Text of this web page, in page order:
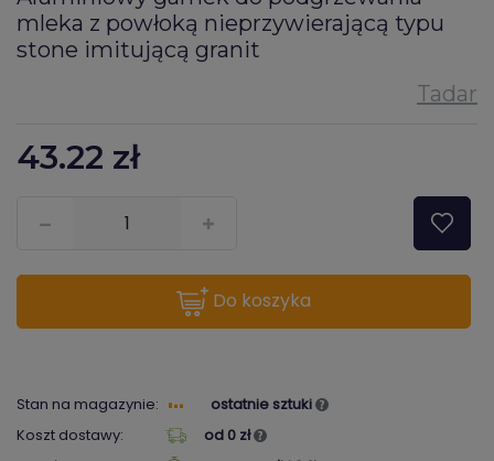
mleka z powłoką nieprzywierającą typu
stone imitującą granit
43.22 zł
do koszyka
Stan na magazynie:
ostatnie sztuki
Koszt dostawy:
od 0 zł